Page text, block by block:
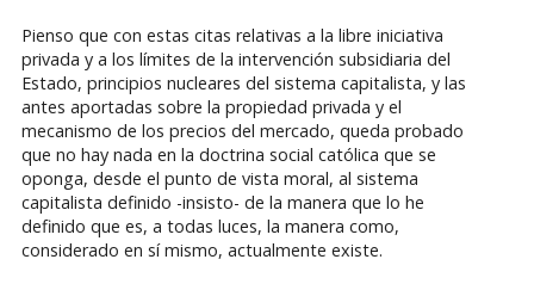
Pienso que con estas citas relativas a la libre iniciativa
privada y a los límites de la intervención subsidiaria del
Estado, principios nucleares del sistema capitalista, y las
antes aportadas sobre la propiedad privada y el
mecanismo de los precios del mercado, queda probado
que no hay nada en la doctrina social católica que se
oponga, desde el punto de vista moral, al sistema
capitalista definido -insisto- de la manera que lo he
definido que es, a todas luces, la manera como,
considerado en sí mismo, actualmente existe.